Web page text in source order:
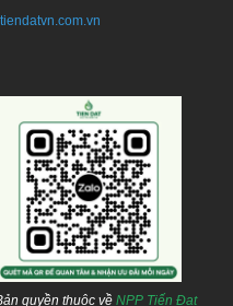
quyền thuộc về NPP Tiến Đạt